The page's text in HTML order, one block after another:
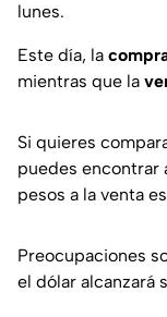
lunes.
Este día, la
mientras que la
Si quieres
puedes encontrar
pesos a la venta
Preocupaciones
el dólar alcanzará